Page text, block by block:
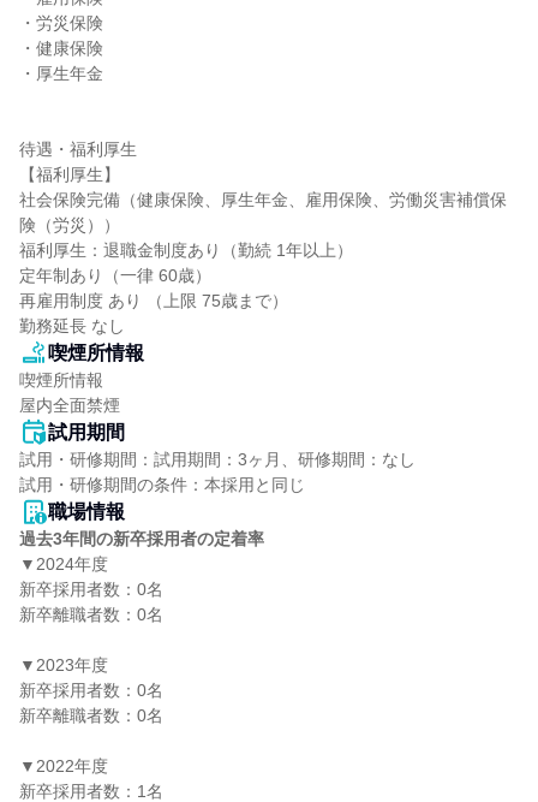
・労災保険
・健康保険
・厚生年金
待遇・福利厚生
【福利厚生】
社会保険完備（健康保険、厚生年金、雇用保険、労働災害補償保
険（労災））
福利厚生：退職金制度あり（勤続 1年以上）
定年制あり（一律 60歳）
再雇用制度 あり （上限 75歳まで）
勤務延長 なし
喫煙所情報
喫煙所情報
屋内全面禁煙
試用期間
試用・研修期間：試用期間：3ヶ月、研修期間：なし
職場情報
過去3年間の新卒採用者の定着率
▼2024年度
新卒採用者数：0名
新卒離職者数：0名
▼2023年度
新卒採用者数：0名
新卒離職者数：0名
▼2022年度
新卒採用者数：1名